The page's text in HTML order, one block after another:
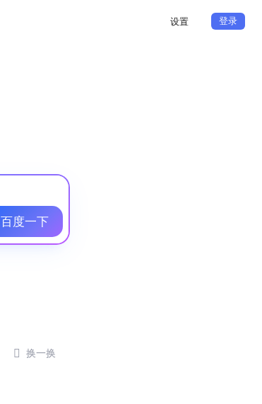
设置 登录
百度一下
 换一换